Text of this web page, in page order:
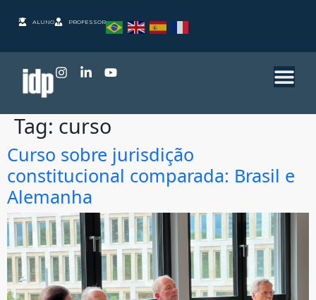
ALUNO PROFESSOR
Tag: curso
Curso sobre jurisdição
constitucional comparada: Brasil e
Alemanha